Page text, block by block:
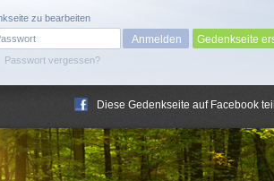
Passwort vergessen?
zu bearbeiten
Gedenkseite
Diese Gedenkseite auf Facebook